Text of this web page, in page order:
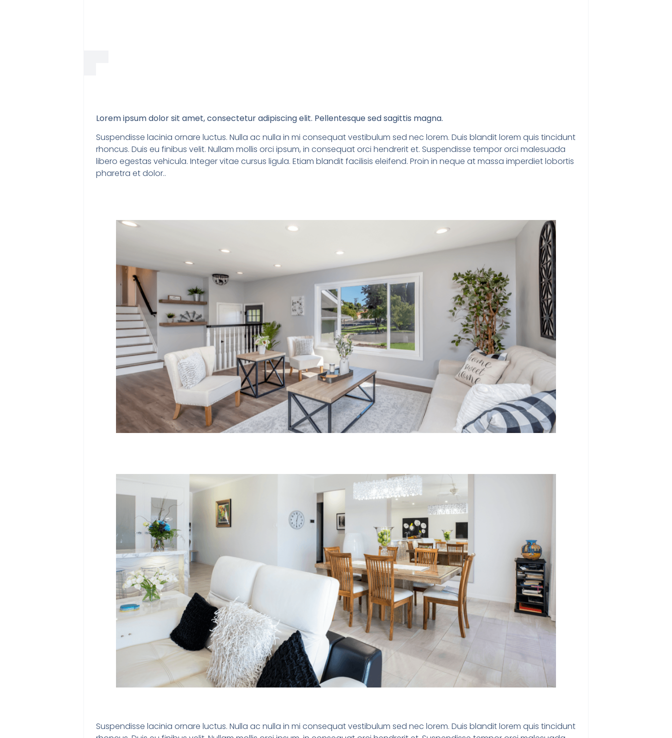
Lorem ipsum dolor sit amet, consectetur adipiscing elit. Pellentesque sed sagittis magna.
Suspendisse lacinia ornare luctus. Nulla ac nulla in mi consequat vestibulum sed nec lorem. Duis blandit lorem quis tincidunt
rhoncus. Duis eu finibus velit. Nullam mollis orci ipsum, in consequat orci hendrerit et. Suspendisse tempor orci malesuada
libero egestas vehicula. Integer vitae cursus ligula. Etiam blandit facilisis eleifend. Proin in neque at massa imperdiet lobortis
pharetra et dolor..
Suspendisse lacinia ornare luctus. Nulla ac nulla in mi consequat vestibulum sed nec lorem. Duis blandit lorem quis tincidunt